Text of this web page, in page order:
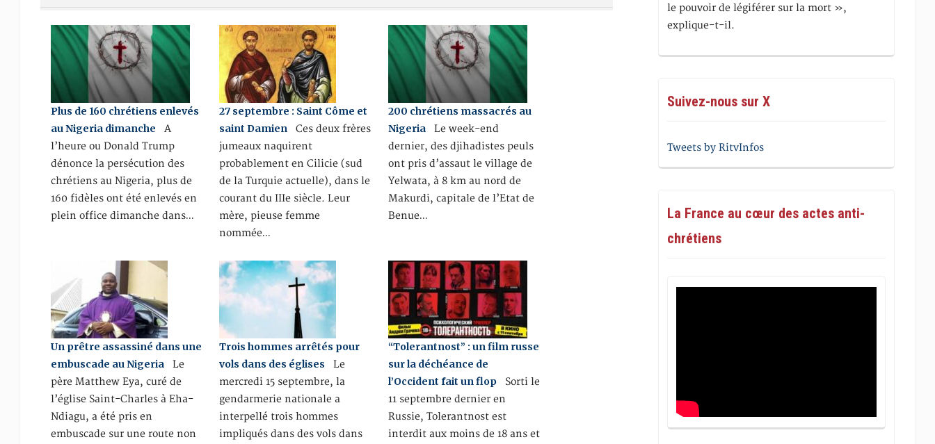
Plus de 160 chrétiens enlevés
au Nigeria dimanche A
l’heure ou Donald Trump
dénonce la persécution des
chrétiens au Nigeria, plus de
160 fidèles ont été enlevés en
plein office dimanche dans…
27 septembre : Saint Côme et
saint Damien Ces deux frères
jumeaux naquirent
probablement en Cilicie (sud
de la Turquie actuelle), dans le
courant du IIIe siècle. Leur
mère, pieuse femme
nommée…
200 chrétiens massacrés au
NigeriaLe week-end
dernier, des djihadistes peuls
ont pris d’assaut le village de
Yelwata, à 8 km au nord de
Makurdi, capitale de l’Etat de
Benue…
Un prêtre assassiné dans une
embuscade au NigeriaLe
père Matthew Eya, curé de
l’église Saint-Charles à Eha-
Ndiagu, a été pris en
embuscade sur une route non
Trois hommes arrêtés pour
vols dans des églises Le
mercredi 15 septembre, la
gendarmerie nationale a
interpellé trois hommes
impliqués dans des vols dans
“Tolerantnost” : un film russe
sur la déchéance de
l’Occident fait un flopSorti le
11 septembre dernier en
Russie, Tolerantnost est
interdit aux moins de 18 ans et
le pouvoir de légiférer sur la mort »,
explique-t-il.
Suivez-nous sur X
Tweets by RitvInfos
La France au cœur des actes anti-
chrétiens